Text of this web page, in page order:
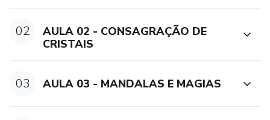
02
AULA 02 - CONSAGRAÇÃO DE
CRISTAIS
03 AULA 03 - MANDALAS E MAGIAS